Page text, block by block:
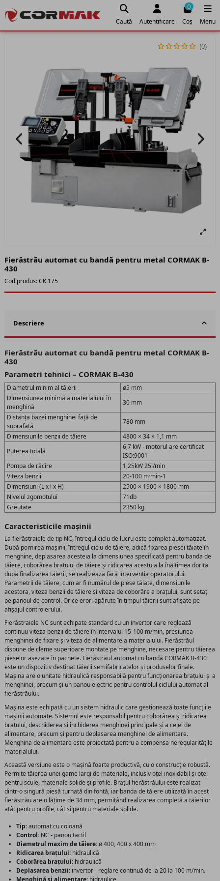
Caută Autentificare
0
Coș Menu
Fierăstrău automat cu bandă pentru metal CORMAK B-
430
(0)
Cod produs:CK.175
Descriere
Fierăstrău automat cu bandă pentru metal CORMAK B-
430
Parametri tehnici – CORMAK B-430
Diametrul minim al tăierii
ø5 mm
Dimensiunea minimă a materialului în
menghină
30 mm
Distanța bazei menghinei față de
suprafață
780 mm
Dimensiunile benzii de tăiere
4800 × 34 × 1,1 mm
Puterea totală
6,7 kW - motorul are certificat
ISO:9001
Pompa de răcire
1,25kW 25l/min
Viteza benzii
20-100 m·min-1
Dimensiuni (L x l x H)
2500 × 1900 × 1800 mm
Nivelul zgomotului
71db
Greutate
2350 kg
Caracteristicile mașinii
La fierăstraiele de tip NC, întregul ciclu de lucru este complet automatizat.
După pornirea mașinii, întregul ciclu de tăiere, adică fixarea piesei tăiate în
menghine, deplasarea acesteia la dimensiunea specificată pentru banda de
tăiere, coborârea brațului de tăiere și ridicarea acestuia la înălțimea dorită
după finalizarea tăierii, se realizează fără intervenția operatorului.
Parametrii de tăiere, cum ar fi numărul de piese tăiate, dimensiunile
acestora, viteza benzii de tăiere și viteza de coborâre a brațului, sunt setați
pe panoul de control. Orice erori apărute în timpul tăierii sunt afișate pe
afișajul controlerului.
Fierăstraiele NC sunt echipate standard cu un invertor care reglează
continuu viteza benzii de tăiere în intervalul 15-100 m/min, presiunea
menghinei de fixare și viteza de alimentare a materialului. Fierăstrăul
dispune de cleme superioare montate pe menghine, necesare pentru tăierea
pieselor așezate în pachete. Fierăstrăul automat cu bandă CORMAK B-430
este un dispozitiv destinat tăierii semifabricatelor și produselor finale.
Mașina are o unitate hidraulică responsabilă pentru funcționarea brațului și a
menghinei, precum și un panou electric pentru controlul ciclului automat al
fierăstrăului.
Mașina este echipată cu un sistem hidraulic care gestionează toate funcțiile
mașinii automate. Sistemul este responsabil pentru coborârea și ridicarea
brațului, deschiderea și închiderea menghinei principale și a celei de
alimentare, precum și pentru deplasarea menghinei de alimentare.
Menghina de alimentare este proiectată pentru a compensa neregularitățile
materialului.
Această versiune este o mașină foarte productivă, cu o construcție robustă.
Permite tăierea unei game largi de materiale, inclusiv oțel inoxidabil și oțel
pentru scule, materiale solide și profile. Brațul fierăstrăului este realizat
dintr-o singură piesă turnată din fontă, iar banda de tăiere utilizată în acest
fierăstrău are o lățime de 34 mm, permițând realizarea completă a tăierilor
atât pentru profile, cât și pentru materiale solide.
Tip:automat cu coloană
Control: NC - panou tactil
Diametrul maxim de tăiere:ø 400, 400 x 400 mm
Ridicarea brațului: hidraulică
Coborârea brațului: hidraulică
Deplasarea benzii: invertor - reglare continuă de la 20 la 100 m/min.